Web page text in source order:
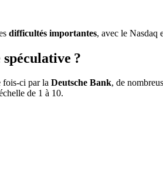
difficultés importantes, avec le Nasdaq
?
fois-ci par la Deutsche Bank, de
de 1 à 10.